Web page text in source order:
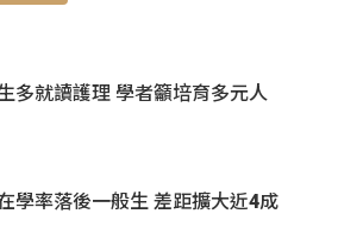
多就讀護理 學者籲培育多元人
學率落後一般生 差距擴大近4成